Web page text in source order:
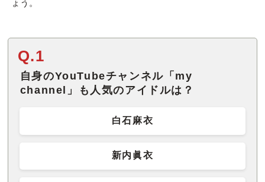
ょう。
Q.1
自身のYouTubeチャンネル「my
channel」も人気のアイドルは？
白石麻衣
新内眞衣